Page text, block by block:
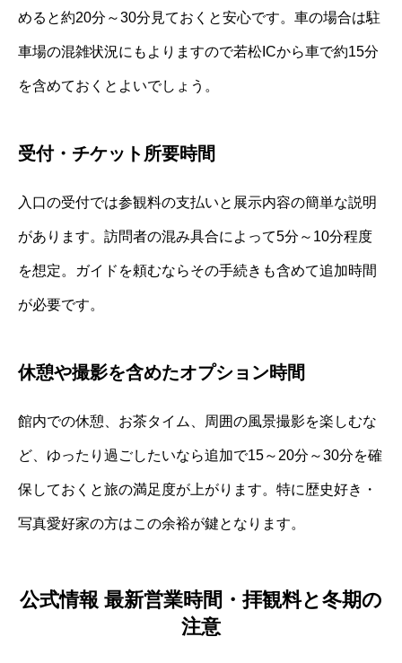
めると約20分～30分見ておくと安心です。車の場合は駐
車場の混雑状況にもよりますので若松ICから車で約15分
を含めておくとよいでしょう。
受付・チケット所要時間
入口の受付では参観料の支払いと展示内容の簡単な説明
があります。訪問者の混み具合によって5分～10分程度
を想定。ガイドを頼むならその手続きも含めて追加時間
が必要です。
休憩や撮影を含めたオプション時間
館内での休憩、お茶タイム、周囲の風景撮影を楽しむな
ど、ゆったり過ごしたいなら追加で15～20分～30分を確
保しておくと旅の満足度が上がります。特に歴史好き・
写真愛好家の方はこの余裕が鍵となります。
公式情報 最新営業時間・拝観料と冬期の
注意